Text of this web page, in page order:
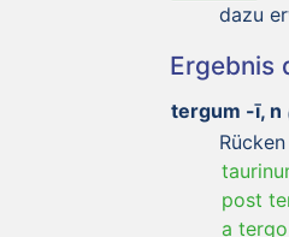
dazu
Ergebnis
tergum -ī, n
Rücken
post
a tergo